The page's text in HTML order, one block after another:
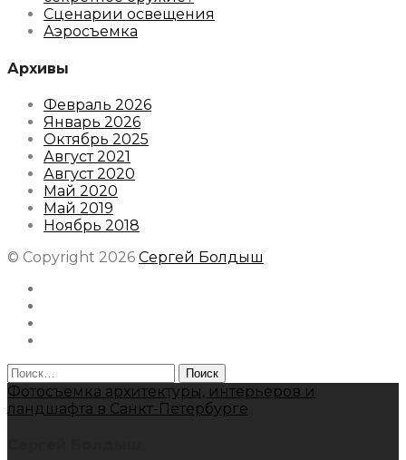
Сценарии освещения
Аэросъемка
Архивы
Февраль 2026
Январь 2026
Октябрь 2025
Август 2021
Август 2020
Май 2020
Май 2019
Ноябрь 2018
© Copyright 2026 Сергей Болдыш
Найти:
Фотосъемка архитектуры, интерьеров и
ландшафта в Санкт-Петербурге